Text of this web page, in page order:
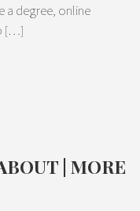
a degree, online
[…]
| MORE